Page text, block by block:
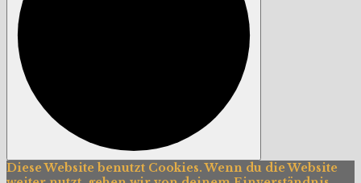
Diese Website benutzt Cookies. Wenn du die Website